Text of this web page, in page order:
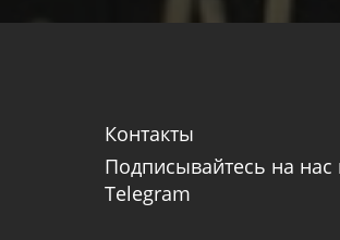
Контакты
Подписывайтесь на нас
Telegram